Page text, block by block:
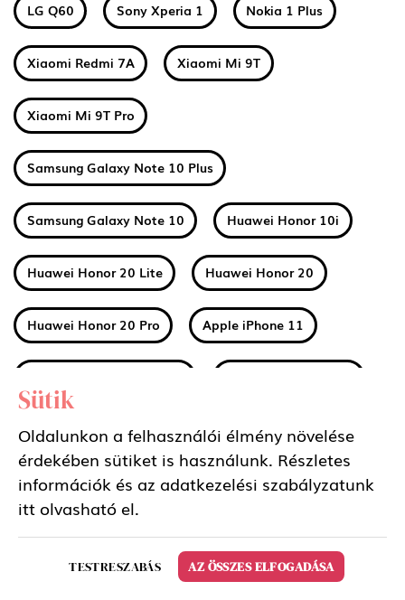
LG Q60 Sony Xperia 1 Nokia 1 Plus
Xiaomi Redmi 7A Xiaomi Mi 9T
Xiaomi Mi 9T Pro
Samsung Galaxy Note 10 Plus
Samsung Galaxy Note 10 Huawei Honor 10i
Huawei Honor 20 Lite Huawei Honor 20
Huawei Honor 20 Pro Apple iPhone 11
Huawei Mate 30 Xiaomi Mi A3
Nokia 2 2019 (2.2) Nokia 3 2019 (3.2)
Nokia 4 2019 (4.2) Sony Xperia 5
Samsung Galaxy Tab S6 10.5 LTE
Sütik
Oldalunkon a felhasználói élmény növelése
érdekében sütiket is használunk. Részletes
információk és az adatkezelési szabályzatunk
itt olvasható el.
TESTRESZABÁS AZ ÖSSZES ELFOGADÁSA